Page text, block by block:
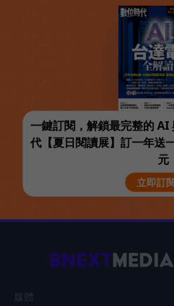
一鍵訂閱，解鎖最完整的
代【夏日閱讀展】訂一年送
元
立即訂
媒體